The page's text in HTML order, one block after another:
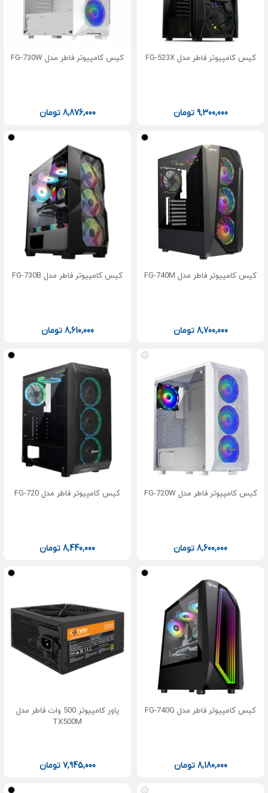
کیس کامپیوتر فاطر مدل FG-523X
9,300,000 تومان
کیس کامپیوتر فاطر مدل FG-730W
8,876,000 تومان
کیس کامپیوتر فاطر مدل FG-740M
8,700,000 تومان
کیس کامپیوتر فاطر مدل FG-730B
8,610,000 تومان
کیس کامپیوتر فاطر مدل FG-720W
8,600,000تومان
کیس کامپیوتر فاطر مدل FG-720
8,440,000تومان
کیس کامپیوتر فاطر مدل FG-740G
8,180,000 تومان
پاور کامپیوتر 500 وات فاطر مدل
TX500M
7,945,000 تومان